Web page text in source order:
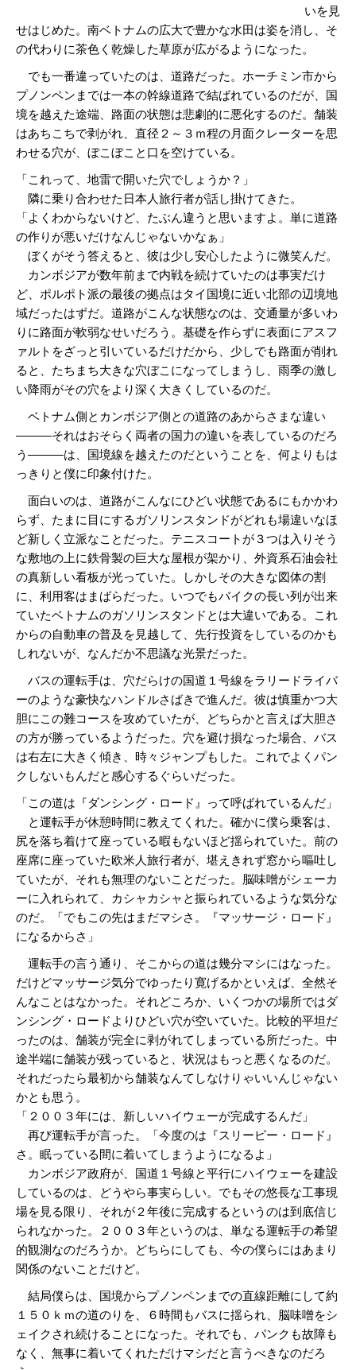
いを見
せはじめた。南ベトナムの広大で豊かな水田は姿を消し、そ
の代わりに茶色く乾燥した草原が広がるようになった。
でも一番違っていたのは、道路だった。ホーチミン市から
プノンペンまでは一本の幹線道路で結ばれているのだが、国
境を越えた途端、路面の状態は悲劇的に悪化するのだ。舗装
はあちこちで剥がれ、直径２～３ｍ程の月面クレーターを思
わせる穴が、ぼこぼこと口を空けている。
「これって、地雷で開いた穴でしょうか？」
隣に乗り合わせた日本人旅行者が話し掛けてきた。
「よくわからないけど、たぶん違うと思いますよ。単に道路
の作りが悪いだけなんじゃないかなぁ」
ぼくがそう答えると、彼は少し安心したように微笑んだ。
カンボジアが数年前まで内戦を続けていたのは事実だけ
ど、ポルポト派の最後の拠点はタイ国境に近い北部の辺境地
域だったはずだ。道路がこんな状態なのは、交通量が多いわ
りに路面が軟弱なせいだろう。基礎を作らずに表面にアスフ
ァルトをざっと引いているだけだから、少しでも路面が削れ
ると、たちまち大きな穴ぼこになってしまうし、雨季の激し
い降雨がその穴をより深く大きくしているのだ。
ベトナム側とカンボジア側との道路のあからさまな違い
―――それはおそらく両者の国力の違いを表しているのだろ
う―――は、国境線を越えたのだということを、何よりもは
っきりと僕に印象付けた。
面白いのは、道路がこんなにひどい状態であるにもかかわ
らず、たまに目にするガソリンスタンドがどれも場違いなほ
ど新しく立派なことだった。テニスコートが３つは入りそう
な敷地の上に鉄骨製の巨大な屋根が架かり、外資系石油会社
の真新しい看板が光っていた。しかしその大きな図体の割
に、利用客はまばらだった。いつでもバイクの長い列が出来
ていたベトナムのガソリンスタンドとは大違いである。これ
からの自動車の普及を見越して、先行投資をしているのかも
しれないが、なんだか不思議な光景だった。
バスの運転手は、穴だらけの国道１号線をラリードライバ
ーのような豪快なハンドルさばきで進んだ。彼は慎重かつ大
胆にこの難コースを攻めていたが、どちらかと言えば大胆さ
の方が勝っているようだった。穴を避け損なった場合、バス
は右左に大きく傾き、時々ジャンプもした。これでよくパン
クしないもんだと感心するぐらいだった。
「この道は『ダンシング・ロード』って呼ばれているんだ」
と運転手が休憩時間に教えてくれた。確かに僕ら乗客は、
尻を落ち着けて座っている暇もないほど揺られていた。前の
座席に座っていた欧米人旅行者が、堪えきれず窓から嘔吐し
ていたが、それも無理のないことだった。脳味噌がシェーカ
ーに入れられて、カシャカシャと振られているような気分な
のだ。「でもこの先はまだマシさ。『マッサージ・ロード』
になるからさ」
運転手の言う通り、そこからの道は幾分マシにはなった。
だけどマッサージ気分でゆったり寛げるかといえば、全然そ
んなことはなかった。それどころか、いくつかの場所ではダ
ンシング・ロードよりひどい穴が空いていた。比較的平坦だ
ったのは、舗装が完全に剥がれてしまっている所だった。中
途半端に舗装が残っていると、状況はもっと悪くなるのだ。
それだったら最初から舗装なんてしなけりゃいいんじゃない
かとも思う。
「２００３年には、新しいハイウェーが完成するんだ」
再び運転手が言った。「今度のは『スリーピー・ロード』
さ。眠っている間に着いてしまうようになるよ」
カンボジア政府が、国道１号線と平行にハイウェーを建設
しているのは、どうやら事実らしい。でもその悠長な工事現
場を見る限り、それが２年後に完成するというのは到底信じ
られなかった。２００３年というのは、単なる運転手の希望
的観測なのだろうか。どちらにしても、今の僕らにはあまり
関係のないことだけど。
結局僕らは、国境からプノンペンまでの直線距離にして約
１５０ｋｍの道のりを、６時間もバスに揺られ、脳味噌をシ
ェイクされ続けることになった。それでも、パンクも故障も
なく、無事に着いてくれただけマシだと言うべきなのだろ